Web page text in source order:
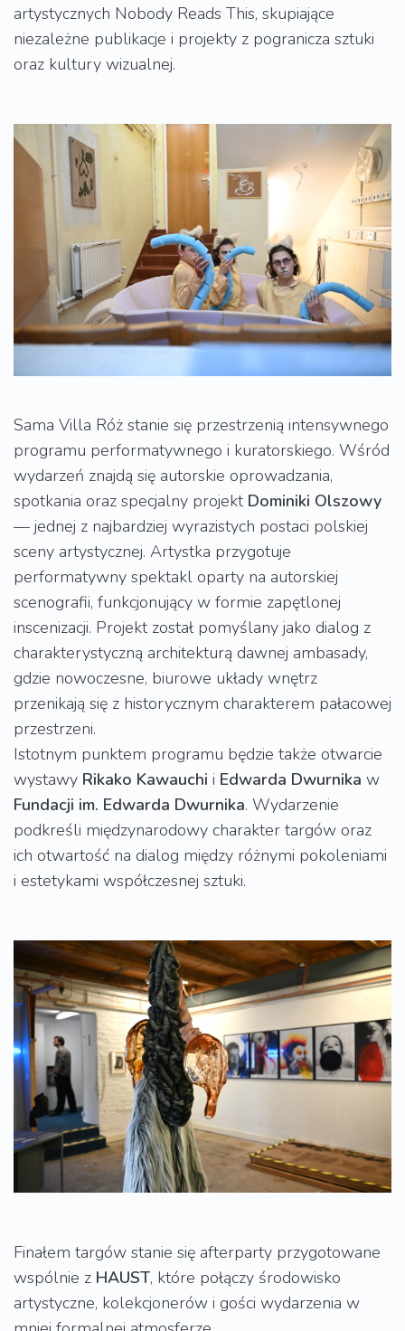
artystycznych Nobody Reads This, skupiające
niezależne publikacje i projekty z pogranicza sztuki
oraz kultury wizualnej.
Sama Villa Róż stanie się przestrzenią intensywnego
programu performatywnego i kuratorskiego. Wśród
wydarzeń znajdą się autorskie oprowadzania,
spotkania oraz specjalny projekt Dominiki Olszowy
— jednej z najbardziej wyrazistych postaci polskiej
sceny artystycznej. Artystka przygotuje
performatywny spektakl oparty na autorskiej
scenografii, funkcjonujący w formie zapętlonej
inscenizacji. Projekt został pomyślany jako dialog z
charakterystyczną architekturą dawnej ambasady,
gdzie nowoczesne, biurowe układy wnętrz
przenikają się z historycznym charakterem pałacowej
przestrzeni.
Istotnym punktem programu będzie także otwarcie
wystawy Rikako Kawauchi i Edwarda Dwurnika w
Fundacji im. Edwarda Dwurnika. Wydarzenie
podkreśli międzynarodowy charakter targów oraz
ich otwartość na dialog między różnymi pokoleniami
i estetykami współczesnej sztuki.
Finałem targów stanie się afterparty przygotowane
wspólnie z HAUST, które połączy środowisko
artystyczne, kolekcjonerów i gości wydarzenia w